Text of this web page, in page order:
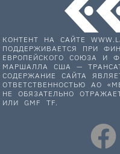
КОНТЕНТ НА САЙТЕ
ПОДДЕРЖИВАЕТСЯ ПРИ
ЕВРОПЕЙСКОГО СОЮЗА И
МАРШАЛЛА США —
СОДЕРЖАНИЕ САЙТА
ОТВЕТСТВЕННОСТЬЮ АО
НЕ ОБЯЗАТЕЛЬНО
ИЛИ GMF TF.